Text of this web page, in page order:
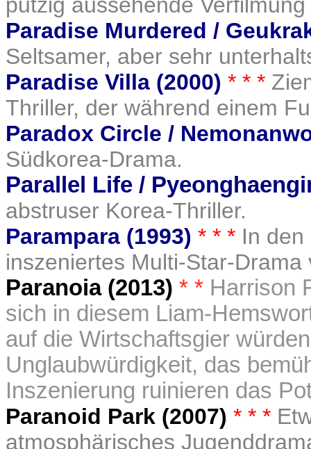
Paradise Murdered /
Seltsamer, aber sehr
Paradise Villa (2000) * * *
Thriller, der während einem
Paradox Circle /
Südkorea-Drama.
Parallel Life /
abstruser Korea-Thriller.
Parampara (1993) * * * In
inszeniertes Multi-Star-Drama
Paranoia (2013) * * Harrison
sich in diesem Liam-
auf die Wirtschaftsgier
Unglaubwürdigkeit, das
Inszenierung ruinieren das
Paranoid Park (2007) * * *
atmosphärisches